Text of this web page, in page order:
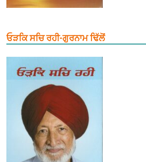
ਓੜਕਿ ਸਚਿ ਰਹੀ-ਗੁਰਨਾਮ ਢਿੱਲੋਂ